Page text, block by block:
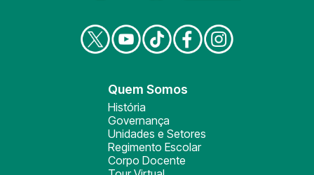
Quem Somos
História
Governança
Unidades e Setores
Regimento Escolar
Corpo Docente